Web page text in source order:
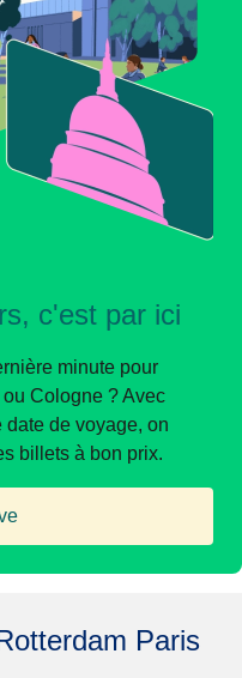
c'est par ici
minute pour
Cologne ? Avec
date de voyage, on
billets à bon prix.
un nouvel onglet
Paris